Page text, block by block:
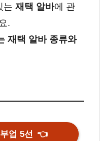
는 재택 알바에 관
.
재택 알바 종류와
부업 5선👈